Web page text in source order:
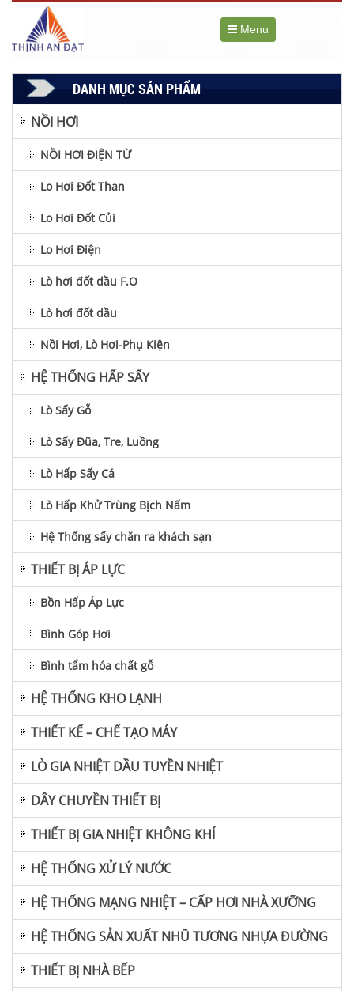
Menu
DANH MỤC SẢN PHẨM
NỒI HƠI
NỒI HƠI ĐIỆN TỪ
Lo Hơi Đốt Than
Lo Hơi Đốt Củi
Lo Hơi Điện
Lò hơi đốt dầu F.O
Lò hơi đốt dầu
Nồi Hơi, Lò Hơi-Phụ Kiện
HỆ THỐNG HẤP SẤY
Lò Sấy Gỗ
Lò Sấy Đũa, Tre, Luồng
Lò Hấp Sấy Cá
Lò Hấp Khử Trùng Bịch Nấm
Hệ Thống sấy chăn ra khách sạn
THIẾT BỊ ÁP LỰC
Bồn Hấp Áp Lực
Bình Góp Hơi
Bình tẩm hóa chất gỗ
HỆ THỐNG KHO LẠNH
THIẾT KẾ – CHẾ TẠO MÁY
LÒ GIA NHIỆT DẦU TUYỀN NHIỆT
DÂY CHUYỀN THIẾT BỊ
THIẾT BỊ GIA NHIỆT KHÔNG KHÍ
HỆ THỐNG XỬ LÝ NƯỚC
HỆ THỐNG MẠNG NHIỆT – CẤP HƠI NHÀ XƯỠNG
HỆ THỐNG SẢN XUẤT NHŨ TƯƠNG NHỰA ĐƯỜNG
THIẾT BỊ NHÀ BẾP